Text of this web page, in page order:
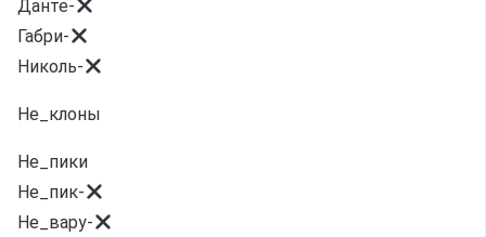
Данте-
Габри-
Николь-
Не_клоны
Не_пики
Не_пик-
Не_вару-